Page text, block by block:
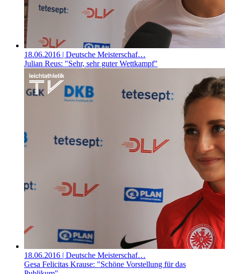
18.06.2016 | Deutsche Meisterschaf…
Julian Reus: "Sehr, sehr guter Wettkampf"
18.06.2016 | Deutsche Meisterschaf…
Gesa Felicitas Krause: "Schöne Vorstellung für das